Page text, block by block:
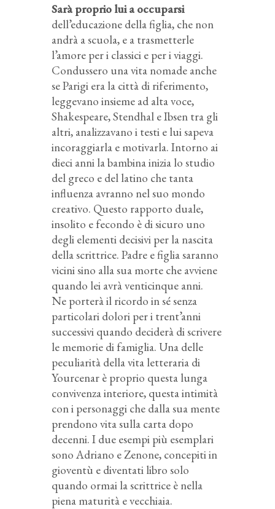
Sarà proprio lui a occuparsi
dell’educazione della figlia, che non
andrà a scuola, e a trasmetterle
l’amore per i classici e per i viaggi.
Condussero una vita nomade anche
se Parigi era la città di riferimento,
leggevano insieme ad alta voce,
Shakespeare, Stendhal e Ibsen tra gli
altri, analizzavano i testi e lui sapeva
incoraggiarla e motivarla. Intorno ai
dieci anni la bambina inizia lo studio
del greco e del latino che tanta
influenza avranno nel suo mondo
creativo. Questo rapporto duale,
insolito e fecondo è di sicuro uno
degli elementi decisivi per la nascita
della scrittrice. Padre e figlia saranno
vicini sino alla sua morte che avviene
quando lei avrà venticinque anni.
Ne porterà il ricordo in sé senza
particolari dolori per i trent’anni
successivi quando deciderà di scrivere
le memorie di famiglia. Una delle
peculiarità della vita letteraria di
Yourcenar è proprio questa lunga
convivenza interiore, questa intimità
con i personaggi che dalla sua mente
prendono vita sulla carta dopo
decenni. I due esempi più esemplari
sono Adriano e Zenone, concepiti in
gioventù e diventati libro solo
quando ormai la scrittrice è nella
piena maturità e vecchiaia.